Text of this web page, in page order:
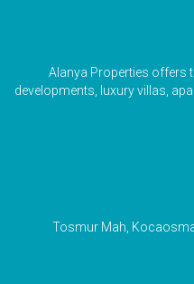
Alanya Properties offers
developments, luxury villas,